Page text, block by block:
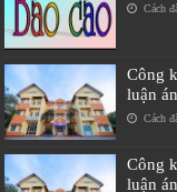
Cách
Công
luận
Cách
Công
luận